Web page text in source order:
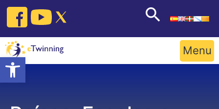
Open toolbar
Skip
content
Menu